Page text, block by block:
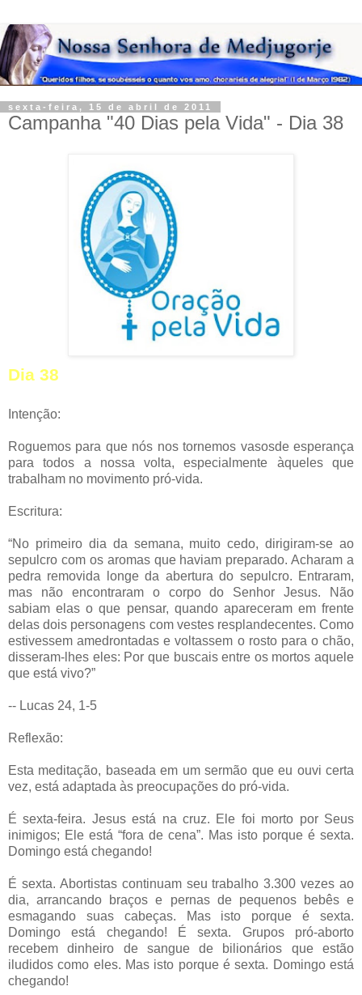
sexta-feira, 15 de abril de 2011
Campanha "40 Dias pela Vida" - Dia 38
Dia 38
Intenção:
Roguemos para que nós nos tornemos vasosde esperança
para todos a nossa volta, especialmente àqueles que
trabalham no movimento pró-vida.
Escritura:
“No primeiro dia da semana, muito cedo, dirigiram-se ao
sepulcro com os aromas que haviam preparado. Acharam a
pedra removida longe da abertura do sepulcro. Entraram,
mas não encontraram o corpo do Senhor Jesus. Não
sabiam elas o que pensar, quando apareceram em frente
delas dois personagens com vestes resplandecentes. Como
estivessem amedrontadas e voltassem o rosto para o chão,
disseram-lhes eles: Por que buscais entre os mortos aquele
que está vivo?”
-- Lucas 24, 1-5
Reflexão:
Esta meditação, baseada em um sermão que eu ouvi certa
vez, está adaptada às preocupações do pró-vida.
É sexta-feira. Jesus está na cruz. Ele foi morto por Seus
inimigos; Ele está “fora de cena”. Mas isto porque é sexta.
Domingo está chegando!
É sexta. Abortistas continuam seu trabalho 3.300 vezes ao
dia, arrancando braços e pernas de pequenos bebês e
esmagando suas cabeças. Mas isto porque é sexta.
Domingo está chegando! É sexta. Grupos pró-aborto
recebem dinheiro de sangue de bilionários que estão
iludidos como eles. Mas isto porque é sexta. Domingo está
chegando!